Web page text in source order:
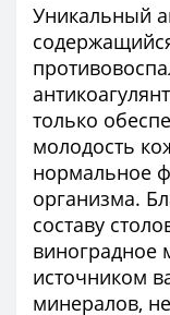
Уникальный
только
молодость
нормальное
организма.
составу
виноградное
источником
минералов,